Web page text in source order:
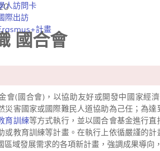
人訪問卡
際出訪
計畫
國合會
會(國合會)，以協助友好或開發中國家經
災害國家或國際難民人道協助為己任；為
育訓練等方式執行，並以國合會基金進行
或教育訓練等計畫。在執行上依循嚴謹的
區域發展需求的各項新計畫，強調成果導向